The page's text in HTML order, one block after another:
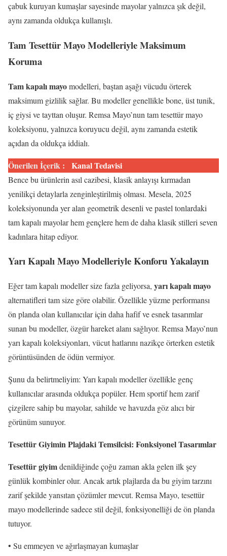
çabuk kuruyan kumaşlar sayesinde mayolar yalnızca şık değil,
aynı zamanda oldukça kullanışlı.
Tam Tesettür Mayo Modelleriyle Maksimum
Koruma
Tam kapalı mayomodelleri, baştan aşağı vücudu örterek
maksimum gizlilik sağlar. Bu modeller genellikle bone, üst tunik,
iç giysi ve tayttan oluşur. Remsa Mayo’nun tam tesettür mayo
koleksiyonu, yalnızca koruyucu değil, aynı zamanda estetik
açıdan da oldukça iddialı.
Önerilen İçerik : Kanal Tedavisi
Bence bu ürünlerin asıl cazibesi, klasik anlayışı kırmadan
yenilikçi detaylarla zenginleştirilmiş olması. Mesela, 2025
koleksiyonunda yer alan geometrik desenli ve pastel tonlardaki
tam kapalı mayolar hem gençlere hem de daha klasik stilleri seven
kadınlara hitap ediyor.
Yarı Kapalı Mayo Modelleriyle Konforu Yakalayın
Eğer tam kapalı modeller size fazla geliyorsa, yarı kapalı mayo
alternatifleri tam size göre olabilir. Özellikle yüzme performansı
ön planda olan kullanıcılar için daha hafif ve esnek tasarımlar
sunan bu modeller, özgür hareket alanı sağlıyor. Remsa Mayo’nun
yarı kapalı koleksiyonları, vücut hatlarını nazikçe örterken estetik
görüntüsünden de ödün vermiyor.
Şunu da belirtmeliyim: Yarı kapalı modeller özellikle genç
kullanıcılar arasında oldukça popüler. Hem sportif hem zarif
çizgilere sahip bu mayolar, sahilde ve havuzda göz alıcı bir
görünüm sunuyor.
Tesettür Giyimin Plajdaki Temsilcisi: Fonksiyonel Tasarımlar
Tesettür giyimdenildiğinde çoğu zaman akla gelen ilk şey
günlük kombinler olur. Ancak artık plajlarda da bu giyim tarzını
zarif şekilde yansıtan çözümler mevcut. Remsa Mayo, tesettür
mayo modellerinde sadece stil değil, fonksiyonelliği de ön planda
tutuyor.
• Su emmeyen ve ağırlaşmayan kumaşlar